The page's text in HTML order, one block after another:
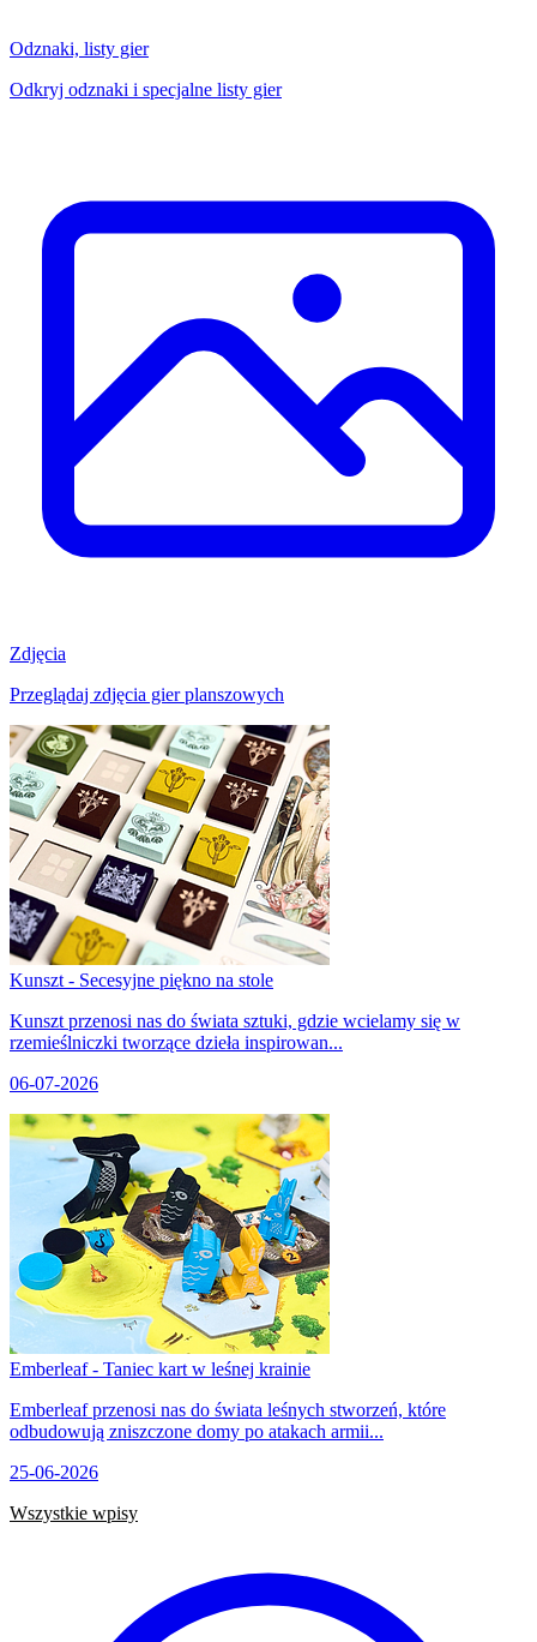
Odznaki, listy gier
Odkryj odznaki i specjalne listy gier
Zdjęcia
Przeglądaj zdjęcia gier planszowych
Kunszt - Secesyjne piękno na stole
Kunszt przenosi nas do świata sztuki, gdzie wcielamy się w
rzemieślniczki tworzące dzieła inspirowan...
06-07-2026
Emberleaf - Taniec kart w leśnej krainie
Emberleaf przenosi nas do świata leśnych stworzeń, które
odbudowują zniszczone domy po atakach armii...
25-06-2026
Wszystkie wpisy